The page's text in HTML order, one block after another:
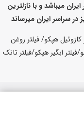
میباشد و با نازلترین
سراسر ایران میرساند
کازوئیل هپکو/ فیلتر روغن
ابگیر هپکو/فیلتر تانک